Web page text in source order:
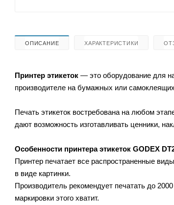
ОПИСАНИЕ ХАРАКТЕРИСТИКИ
Принтер этикеток — это оборудование для
производителе на бумажных или
Печать этикеток востребована на любом
дают возможность изготавливать ценники,
Особенности принтера этикеток GODEX
Принтер печатает все распространенные
в виде картинки.
Производитель рекомендует печатать до
маркировки этого хватит.